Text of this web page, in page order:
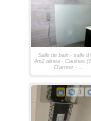
Salle de bain - salle
4m2 alinea - Caulnes
D'armor - ...
1